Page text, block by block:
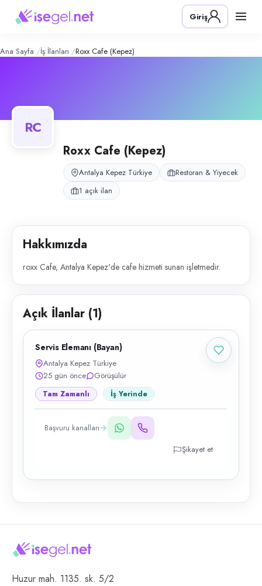
Cafe (Kepez) – Şirket Profili
Konum:
roxx Cafe, Antalya Kepez'de cafe hizmeti sunan işletmedir.
Giriş
Ana Sayfa İş İlanları Roxx Cafe (Kepez)
RC
Roxx Cafe (Kepez)
Antalya Kepez Türkiye
Restoran & Yiyecek
1 açık ilan
Hakkımızda
roxx Cafe, Antalya Kepez'de cafe hizmeti sunan işletmedir.
Açık İlanlar (1)
Servis Elemanı (Bayan)
Antalya Kepez Türkiye
25 gün önce
Görüşülür
Tam Zamanlı İş Yerinde
Başvuru kanalları
Şikayet et
Huzur mah. 1135. sk. 5/2